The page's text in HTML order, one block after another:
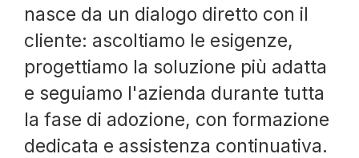
nasce da un dialogo diretto con il
cliente: ascoltiamo le esigenze,
progettiamo la soluzione più adatta
e seguiamo l'azienda durante tutta
la fase di adozione, con formazione
dedicata e assistenza continuativa.